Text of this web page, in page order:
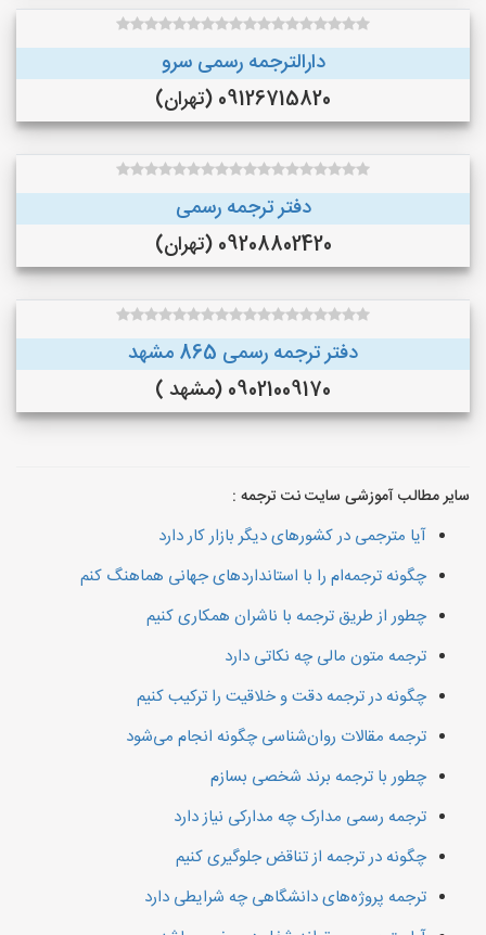
دارالترجمه رسمی سرو
09126715820 (تهران)
دفتر ترجمه رسمی
09208802420 (تهران)
دفتر ترجمه رسمی 865 مشهد
09021009170 (مشهد )
سایر مطالب آموزشی سایت نت ترجمه :
آیا مترجمی در کشورهای دیگر بازار کار دارد
چگونه ترجمه‌ام را با استانداردهای جهانی هماهنگ کنم
چطور از طریق ترجمه با ناشران همکاری کنیم
ترجمه متون مالی چه نکاتی دارد
چگونه در ترجمه دقت و خلاقیت را ترکیب کنیم
ترجمه مقالات روان‌شناسی چگونه انجام می‌شود
چطور با ترجمه برند شخصی بسازم
ترجمه رسمی مدارک چه مدارکی نیاز دارد
چگونه در ترجمه از تناقض جلوگیری کنیم
ترجمه پروژه‌های دانشگاهی چه شرایطی دارد